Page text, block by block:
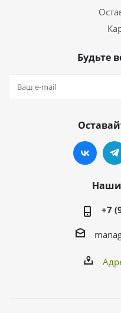
Будьте
Наши
+7